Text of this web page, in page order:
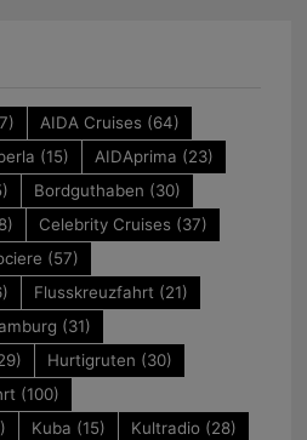
AIDA Cruises (64)
(15) AIDAprima (23)
Bordguthaben (30)
Celebrity Cruises (37)
(57)
Flusskreuzfahrt(21)
(31)
Hurtigruten (30)
(100)
Kuba (15) Kultradio(28)